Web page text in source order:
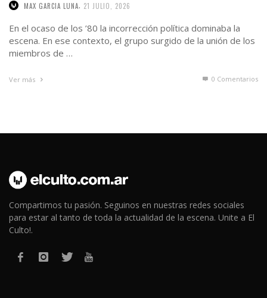
MAX GARCIA LUNA 21 JULIO, 2026
En el ocaso de los ’80 la incorrección política dominaba la
escena. En ese contexto, el grupo surgido de la unión de los
miembros de …
Ver más 0 Comentarios
Compartimos tu pasión. Seguinos en nuestras redes sociales
para estar al tanto de toda la actualidad de la escena. Unite a El
Culto!.